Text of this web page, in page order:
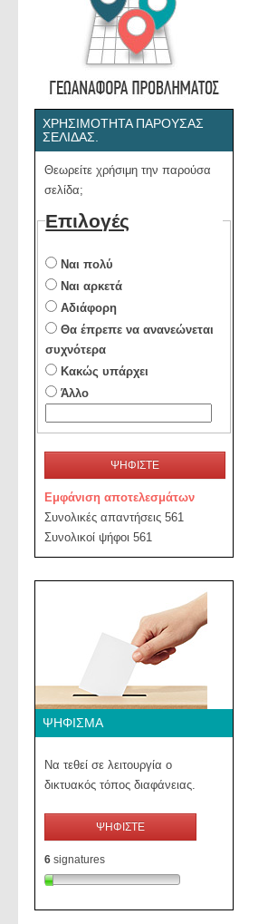
ΧΡΗΣΙΜΌΤΗΤΑ ΠΑΡΟΎΣΑΣ
ΣΕΛΊΔΑΣ.
Θεωρείτε χρήσιμη την παρούσα
σελίδα;
Επιλογές
Ναι πολύ
Ναι αρκετά
Αδιάφορη
Θα έπρεπε να ανανεώνεται
συχνότερα
Κακώς υπάρχει
Άλλο
ΨΗΦΙΣΤΕ
Εμφάνιση αποτελεσμάτων
Συνολικές απαντήσεις 561
Συνολικοί ψήφοι 561
ΨΉΦΙΣΜΑ
Να τεθεί σε λειτουργία ο
δικτυακός τόπος διαφάνειας.
ΨΗΦΙΣΤΕ
6 signatures